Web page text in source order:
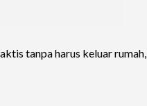
tanpa harus keluar rumah,